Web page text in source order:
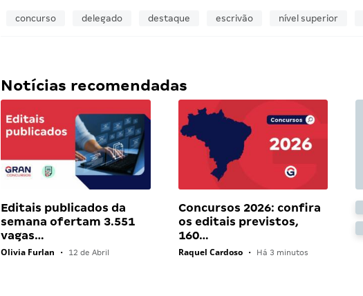
concurso delegado destaque escrivão nível superior
Notícias recomendadas
Editais publicados da
semana ofertam 3.551
vagas…
Olivia Furlan • 12 de Abril
Concursos 2026: confira
os editais previstos,
160…
Raquel Cardoso • Há 3 minutos